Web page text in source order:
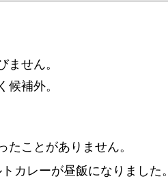
ません。
候補外。
ことがありません。
カレーが昼飯になりました。